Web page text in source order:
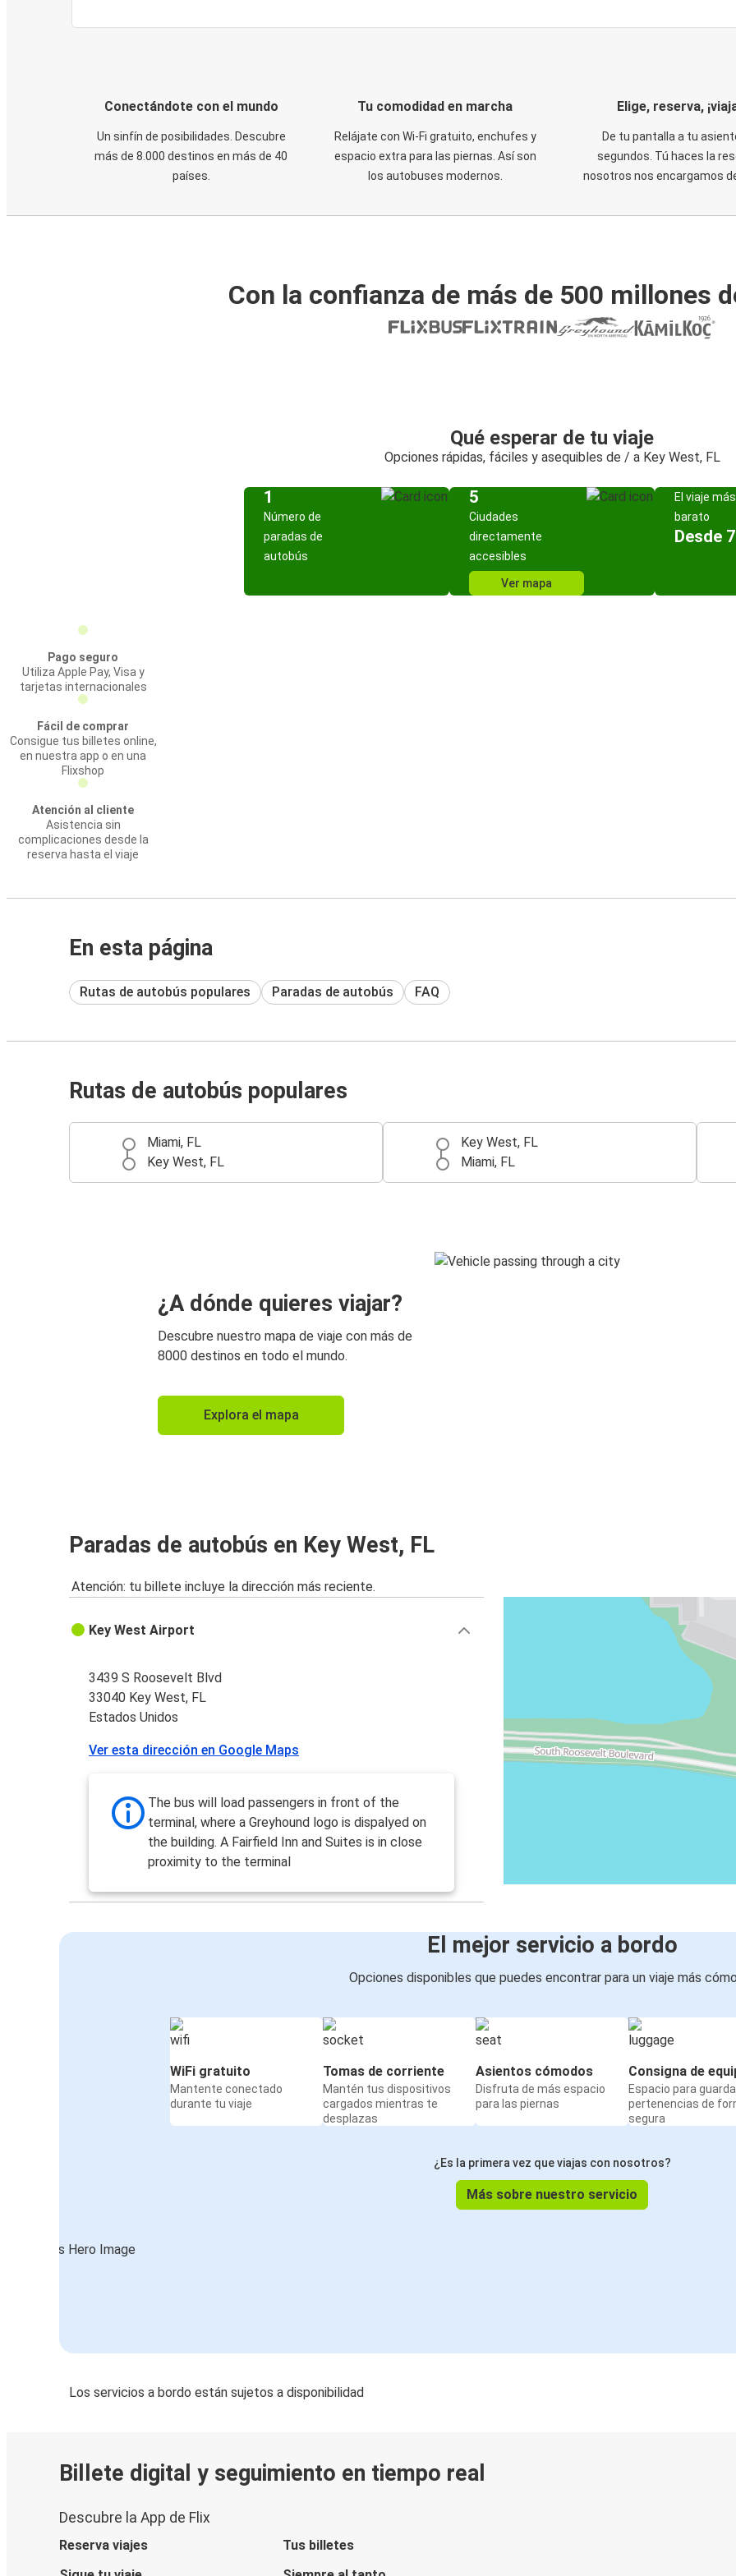
Conectándote con el mundo
Un sinfín de posibilidades. Descubre
más de 8.000 destinos en más de 40
países.
Tu comodidad en marcha
Relájate con Wi-Fi gratuito, enchufes y
espacio extra para las piernas. Así son
los autobuses modernos.
Elige, reserva,
De tu pantalla a tu
segundos. Tú haces la
nosotros nos encargamos
Con la confianza de más de 500 millones
Qué esperar de tu viaje
Opciones rápidas, fáciles y asequibles de / a Key West, FL
1
Número de
paradas de
autobús
5
Ciudades
directamente
accesibles
Ver mapa
El viaje más
barato
Desde
Pago seguro
Utiliza Apple Pay, Visa y
tarjetas internacionales
Fácil de comprar
Consigue tus billetes online,
en nuestra app o en una
Flixshop
Atención al cliente
Asistencia sin
complicaciones desde la
reserva hasta el viaje
En esta página
Rutas de autobús populares Paradas de autobús FAQ
Rutas de autobús populares
Miami, FL
Key West, FL
Key West, FL
Miami, FL
¿A dónde quieres viajar?
Descubre nuestro mapa de viaje con más de
8000 destinos en todo el mundo.
Explora el mapa
Paradas de autobús en Key West, FL
Atención: tu billete incluye la dirección más reciente.
Key West Airport
3439 S Roosevelt Blvd
33040 Key West, FL
Estados Unidos
Ver esta dirección en Google Maps
The bus will load passengers in front of the
terminal, where a Greyhound logo is dispalyed on
the building. A Fairfield Inn and Suites is in close
proximity to the terminal
El mejor servicio a bordo
Opciones disponibles que puedes encontrar para un viaje más
WiFi gratuito
Mantente conectado
durante tu viaje
Tomas de corriente
Mantén tus dispositivos
cargados mientras te
desplazas
Asientos cómodos
Disfruta de más espacio
para las piernas
Consigna de
Espacio para
pertenencias de
segura
¿Es la primera vez que viajas con nosotros?
Más sobre nuestro servicio
Los servicios a bordo están sujetos a disponibilidad
Billete digital y seguimiento en tiempo real
Descubre la App de Flix
Reserva viajes
Tus billetes